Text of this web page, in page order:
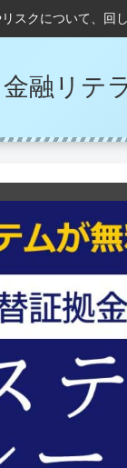
スクについて、回
融リテ